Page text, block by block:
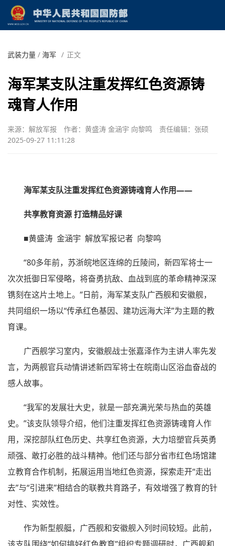
武装力量 / 海军 / 正文
海军某支队注重发挥红色资源铸
魂育人作用
来源：解放军报 作者：黄盛涛 金涵宇 向黎鸣
责任编辑：张硕
2025-09-27 11:11:28
海军某支队注重发挥红色资源铸魂育人作用——
共享教育资源 打造精品好课
■黄盛涛 金涵宇 解放军报记者 向黎鸣
“80多年前，苏浙皖地区连绵的丘陵间，新四军将士一
次次抵御日军侵略，将奋勇抗敌、血战到底的革命精神深深
镌刻在这片土地上。”日前，海军某支队广西舰和安徽舰，
共同组织一场以“传承红色基因、建功远海大洋”为主题的教
育课。
广西舰学习室内，安徽舰战士张嘉泽作为主讲人率先发
言，为两舰官兵动情讲述新四军将士在皖南山区浴血奋战的
感人故事。
“我军的发展壮大史，就是一部充满光荣与热血的英雄
史。”该支队领导介绍，他们注重发挥红色资源铸魂育人作
用，深挖部队红色历史、共享红色资源，大力培塑官兵英勇
顽强、敢打必胜的战斗精神。他们还与部分省市红色场馆建
立教育合作机制，拓展运用当地红色资源，探索走开“走出
去”与“引进来”相结合的联教共育路子，有效增强了教育的针
对性、实效性。
作为新型舰艇，广西舰和安徽舰入列时间较短。此前，